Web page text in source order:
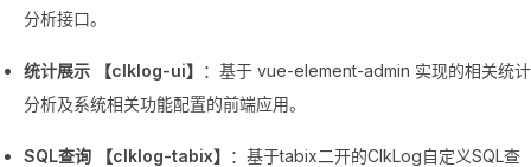
分析接口。
统计展示 【clklog-ui】
：基于 vue-element-admin 实现的相关统计
分析及系统相关功能配置的前端应用。
SQL查询 【clklog-tabix】
：基于tabix二开的ClkLog自定义SQL查